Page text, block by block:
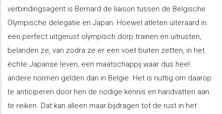
verbindingsagent is Bernard de liaison tussen de Belgische
Olympische delegatie en Japan. Hoewel atleten uiteraard in
een perfect uitgerust olympisch dorp trainen en uitrusten,
belanden ze, van zodra ze er een voet buiten zetten, in het
échte Japanse leven, een maatschappij waar dus heel
andere normen gelden dan in België. Het is nuttig om daarop
te anticiperen door hen de nodige kennis en handvatten aan
te reiken. Dat kan alleen maar bijdragen tot de rust in het